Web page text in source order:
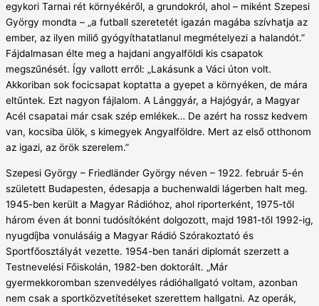
egykori Tarnai rét környékéről, a grundokról, ahol – miként Szepesi
György mondta – „a futball szeretetét igazán magába szívhatja az
ember, az ilyen miliő gyógyíthatatlanul megmételyezi a halandót.”
Fájdalmasan élte meg a hajdani angyalföldi kis csapatok
megszűnését. Így vallott erről: „Lakásunk a Váci úton volt.
Akkoriban sok focicsapat koptatta a gyepet a környéken, de mára
eltűntek. Ezt nagyon fájlalom. A Lánggyár, a Hajógyár, a Magyar
Acél csapatai már csak szép emlékek… De azért ha rossz kedvem
van, kocsiba ülök, s kimegyek Angyalföldre. Mert az első otthonom
az igazi, az örök szerelem.”
Szepesi György – Friedländer György néven – 1922. február 5-én
született Budapesten, édesapja a buchenwaldi lágerben halt meg.
1945-ben került a Magyar Rádióhoz, ahol riporterként, 1975-től
három éven át bonni tudósítóként dolgozott, majd 1981-től 1992-ig,
nyugdíjba vonulásáig a Magyar Rádió Szórakoztató és
Sportfőosztályát vezette. 1954-ben tanári diplomát szerzett a
Testnevelési Főiskolán, 1982-ben doktorált. „Már
gyermekkoromban szenvedélyes rádióhallgató voltam, azonban
nem csak a sportközvetítéseket szerettem hallgatni. Az operák,